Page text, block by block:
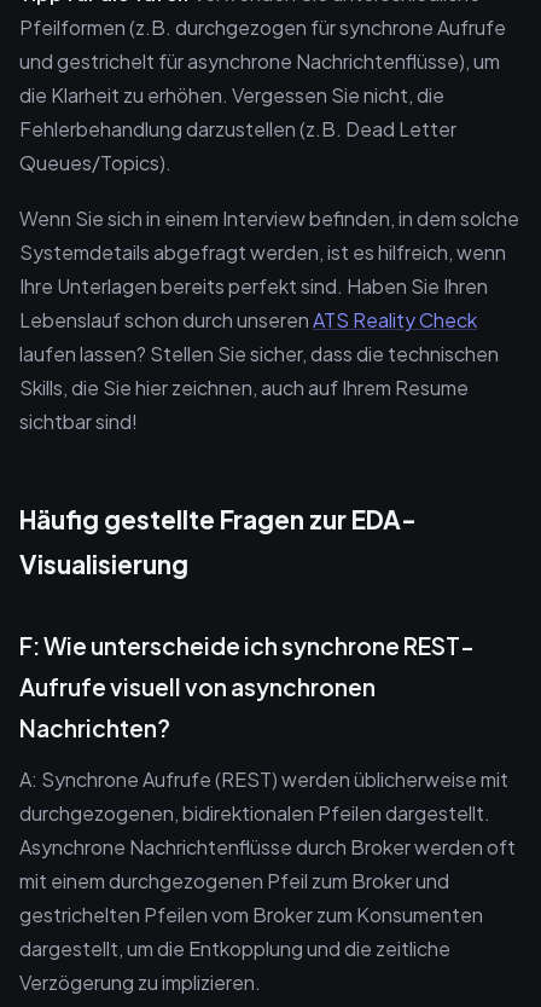
Pfeilformen (z.B. durchgezogen für synchrone Aufrufe
und gestrichelt für asynchrone Nachrichtenflüsse), um
die Klarheit zu erhöhen. Vergessen Sie nicht, die
Fehlerbehandlung darzustellen (z.B. Dead Letter
Queues/Topics).
Wenn Sie sich in einem Interview befinden, in dem solche
Systemdetails abgefragt werden, ist es hilfreich, wenn
Ihre Unterlagen bereits perfekt sind. Haben Sie Ihren
Lebenslauf schon durch unserenATS Reality Check
laufen lassen? Stellen Sie sicher, dass die technischen
Skills, die Sie hier zeichnen, auch auf Ihrem Resume
sichtbar sind!
Häufig gestellte Fragen zur EDA-
Visualisierung
F: Wie unterscheide ich synchrone REST-
Aufrufe visuell von asynchronen
Nachrichten?
A: Synchrone Aufrufe (REST) werden üblicherweise mit
durchgezogenen, bidirektionalen Pfeilen dargestellt.
Asynchrone Nachrichtenflüsse durch Broker werden oft
mit einem durchgezogenen Pfeil zum Broker und
gestrichelten Pfeilen vom Broker zum Konsumenten
dargestellt, um die Entkopplung und die zeitliche
Verzögerung zu implizieren.